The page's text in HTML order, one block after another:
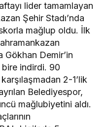
lider tamamlayan
Şehir Stadı’nda
skorla mağlup oldu. İlk
Gökhan Demir’in
bire indirdi. 90
2-1’lik
Belediyespor,
mağlubiyetini aldı.